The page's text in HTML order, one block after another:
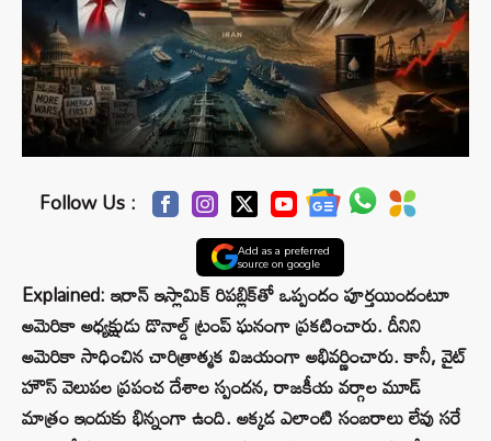
Follow Us :
Add as a preferred
source on google
Explained: ఇరాన్ ఇస్లామిక్ రిపబ్లిక్‌తో ఒప్పందం పూర్తయిందంటూ
అమెరికా అధ్యక్షుడు డొనాల్డ్ ట్రంప్ ఘనంగా ప్రకటించారు. దీనిని
అమెరికా సాధించిన చారిత్రాత్మక విజయంగా అభివర్ణించారు. కానీ, వైట్
హౌస్ వెలుపల ప్రపంచ దేశాల స్పందన, రాజకీయ వర్గాల మూడ్
మాత్రం ఇందుకు భిన్నంగా ఉంది. అక్కడ ఎలాంటి సంబరాలు లేవు సరే